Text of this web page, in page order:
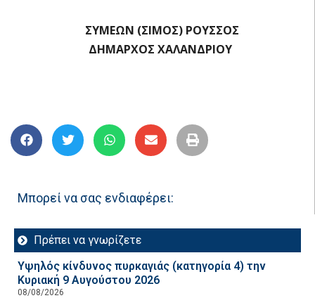
ΣΥΜΕΩΝ (ΣΙΜΟΣ) ΡΟΥΣΣΟΣ
ΔΗΜΑΡΧΟΣ ΧΑΛΑΝΔΡΙΟΥ
Μπορεί να σας ενδιαφέρει:
Πρέπει να γνωρίζετε
Υψηλός κίνδυνος πυρκαγιάς (κατηγορία 4) την
Κυριακή 9 Αυγούστου 2026
08/08/2026